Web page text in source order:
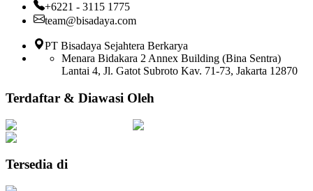
+6221 - 3115 1775
team@bisadaya.com
PT Bisadaya Sejahtera Berkarya
Menara Bidakara 2 Annex Building (Bina Sentra)
Lantai 4, Jl. Gatot Subroto Kav. 71-73, Jakarta 12870
Terdaftar & Diawasi Oleh
Tersedia di